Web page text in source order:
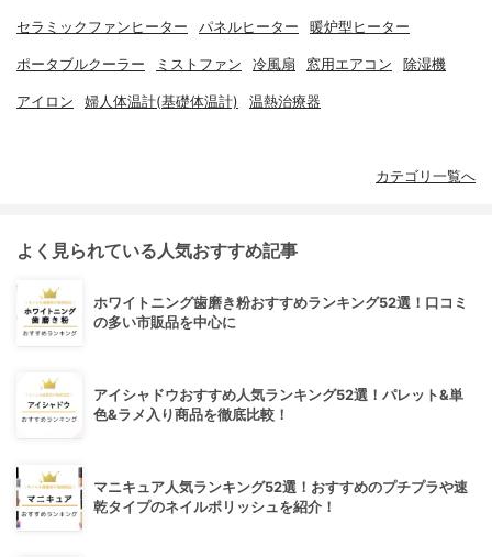
セラミックファンヒーター パネルヒーター 暖炉型ヒーター
ポータブルクーラー ミストファン 冷風扇 窓用エアコン 除湿機
アイロン 婦人体温計(基礎体温計) 温熱治療器
カテゴリ一覧へ
よく見られている人気おすすめ記事
ホワイトニング歯磨き粉おすすめランキング52選！口コミ
の多い市販品を中心に
アイシャドウおすすめ人気ランキング52選！パレット&単
色&ラメ入り商品を徹底比較！
マニキュア人気ランキング52選！おすすめのプチプラや速
乾タイプのネイルポリッシュを紹介！